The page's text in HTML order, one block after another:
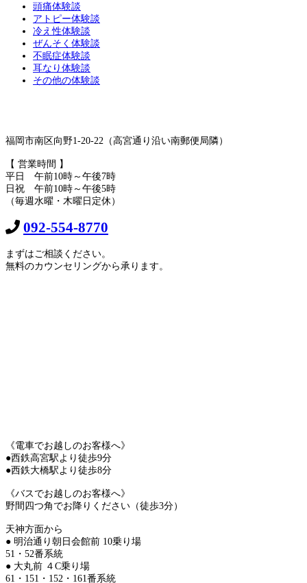
頭痛体験談
アトピー体験談
冷え性体験談
ぜんそく体験談
不眠症体験談
耳なり体験談
その他の体験談
福岡市南区向野1-20-22（高宮通り沿い南郵便局隣）
【 営業時間 】
平日 午前10時～午後7時
日祝 午前10時～午後5時
（毎週水曜・木曜日定休）
092-554-8770
まずはご相談ください。
無料のカウンセリングから承ります。
《電車でお越しのお客様へ》
●西鉄高宮駅より徒歩9分
●西鉄大橋駅より徒歩8分
《バスでお越しのお客様へ》
野間四つ角でお降りください（徒歩3分）
天神方面から
● 明治通り朝日会館前 10乗り場
51・52番系統
● 大丸前 ４C乗り場
61・151・152・161番系統